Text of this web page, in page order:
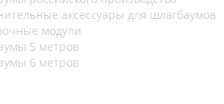
аксессуары для шлагбаумов
модули
5 метров
6 метров